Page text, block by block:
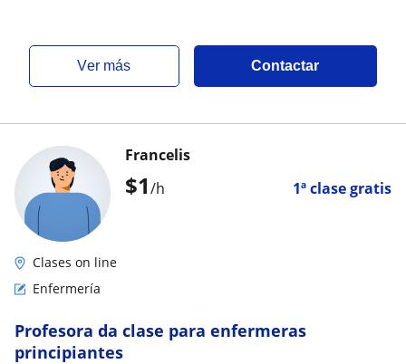
ver más Contactar
$1/h 1ª clase gratis
Francelis
Clases on line
Enfermería
Profesora da clase para enfermeras
principiantes